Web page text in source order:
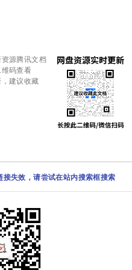
源腾讯文档
码查看
建议收藏
失效，请尝试在站内搜索框搜索